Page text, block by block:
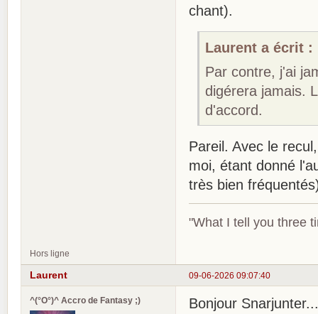
chant).
Laurent a écrit :
Par contre, j'ai
digérera jamais.
d'accord.
Pareil. Avec le
moi, étant donné
très bien
"What I tell you three
Hors ligne
09-06-2026 09:07:40
Laurent
^(°O°)^ Accro de Fantasy ;)
Bonjour